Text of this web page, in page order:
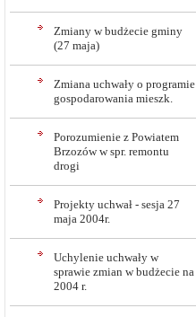
Zmiany w budżecie gminy
(27 maja)
Zmiana uchwały o programie
gospodarowania mieszk.
Porozumienie z Powiatem
Brzozów w spr. remontu
drogi
Projekty uchwał - sesja 27
maja 2004r.
Uchylenie uchwały w
sprawie zmian w budżecie na
2004 r.